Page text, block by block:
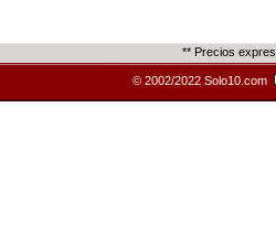
** Precios
© 2002/2022 Solo10.com